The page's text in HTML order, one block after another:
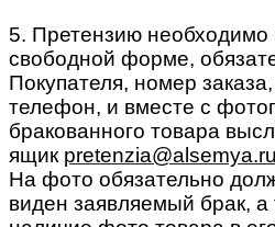
5. Претензию необходимо
свободной форме,
Покупателя, номер
телефон, и вместе с
бракованного товара
ящик pretenzia@alsemya.ru
На фото обязательно
виден заявляемый брак, а